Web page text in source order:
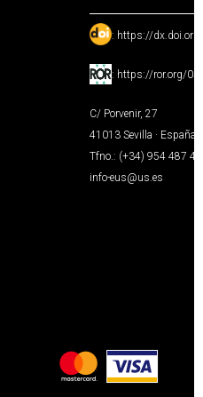
: https://
: https://ror.org/
C/ Porvenir, 27
41013 Sevilla · España
Tfno.: (+34) 954 487
info-eus@us.es